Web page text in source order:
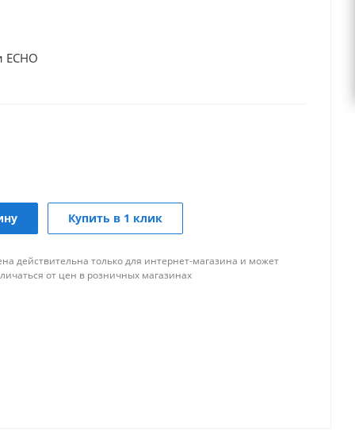
Купить в 1 клик
действительна только для интернет-магазина и может
от цен в розничных магазинах